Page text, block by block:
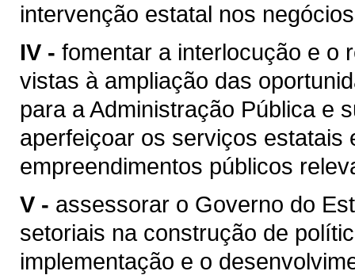
intervenção estatal nos
IV - fomentar a interlocução e o
vistas à ampliação das
para a Administração Pública e
aperfeiçoar os serviços estatais
empreendimentos públicos
V - assessorar o Governo do
setoriais na construção de
implementação e o